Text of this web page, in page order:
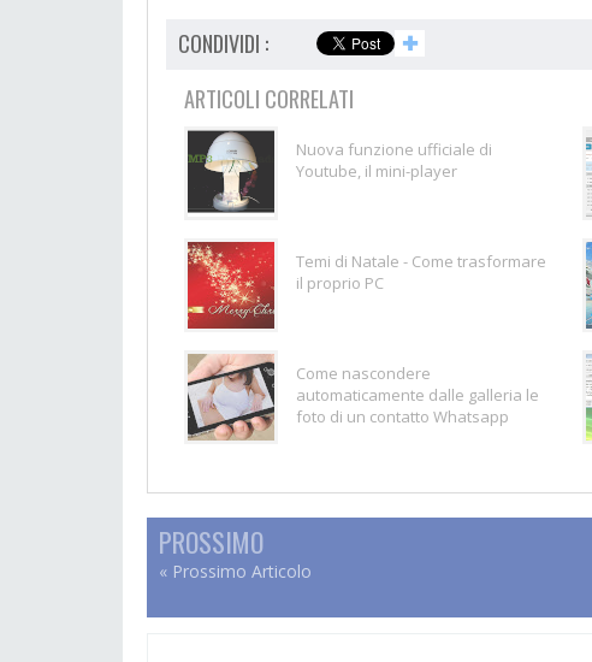
CONDIVIDI : ✚
ARTICOLI CORRELATI
Nuova funzione ufficiale di
Youtube, il mini-player
Temi di Natale - Come trasformare
il proprio PC
Come nascondere
automaticamente dalle galleria le
foto di un contatto Whatsapp
PROSSIMO
« Prossimo Articolo